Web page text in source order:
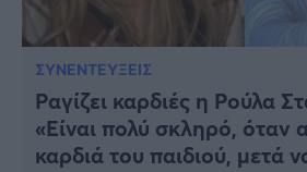
ΣΥΝΕΝΤΕΥΞΕΙΣ
Ραγίζει καρδιές η Ρούλα
«Είναι πολύ σκληρό, όταν
καρδιά του παιδιού, μετά